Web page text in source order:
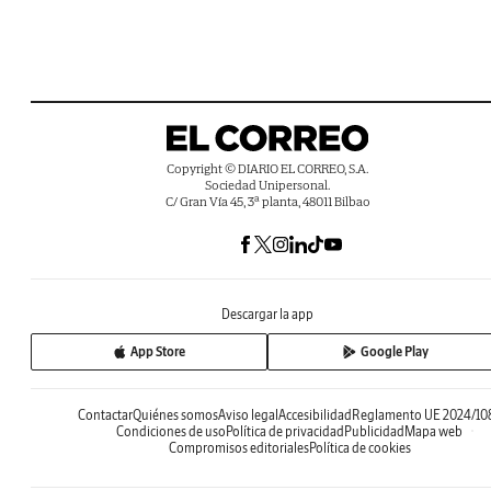
Copyright © DIARIO EL CORREO, S.A.
Sociedad Unipersonal.
C/ Gran Vía 45, 3ª planta, 48011 Bilbao
Descargar la app
App Store Google Play
ContactarQuiénes somosAviso legalAccesibilidadReglamento UE 2024/
Condiciones de usoPolítica de privacidadPublicidadMapa web
Compromisos editorialesPolítica de cookies